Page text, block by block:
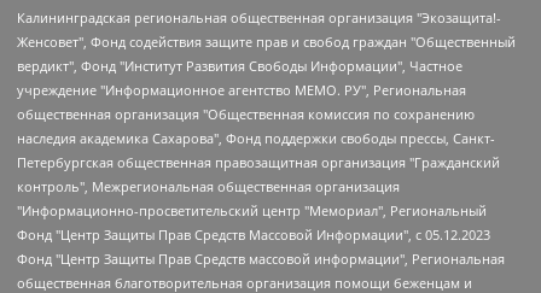
Калининградская региональная общественная организация "Экозащита!-Женсовет", Фонд содействия защите прав и свобод граждан "Общественный вердикт", Фонд "Институт Развития Свободы Информации", Частное учреждение "Информационное агентство МЕМО. РУ", Региональная общественная организация "Общественная комиссия по сохранению наследия академика Сахарова", Фонд поддержки свободы прессы, Санкт-Петербургская общественная правозащитная организация "Гражданский контроль", Межрегиональная общественная организация "Информационно-просветительский центр "Мемориал", Региональный Фонд "Центр Защиты Прав Средств Массовой Информации", с 05.12.2023 Фонд "Центр Защиты Прав Средств массовой информации", Региональная общественная благотворительная организация помощи беженцам и мигрантам "Гражданское содействие", Негосударственное образовательное учреждение дополнительного профессионального образования (повышение квалификации) специалистов "АКАДЕМИЯ ПО ПРАВАМ ЧЕЛОВЕКА", Свердловская региональная общественная организация "Сутяжник", Автономная некоммерческая организация "Центр независимых социологических исследований", Союз общественных объединений "Российский исследовательский центр по правам человека", Региональное общественное учреждение научно-информационный центр "МЕМОРИАЛ", Некоммерческая организация "Фонд защиты гласности", Автономная некоммерческая организация "Институт прав человека", Городская общественная организация "Екатеринбургское общество "МЕМОРИАЛ", Городская общественная организация "Рязанское историко-просветительское и правозащитное общество "Мемориал" (Рязанский Мемориал), Челябинский региональный орган общественной самодеятельности – женское общественное объединение "Женщины Евразии", Челябинский региональный орган общественной самодеятельности "Уральская правозащитная группа", Фонд содействия защите здоровья и социальной справедливости имени Андрея Рылькова, Автономная Некоммерческая Организация "Аналитический Центр Юрия Левады", Автономная некоммерческая организация социальной поддержки населения "Проект Апрель", Региональная общественная организация помощи женщинам и детям, находящимся в кризисной ситуации "Информационно-методический центр "Анна", Фонд содействия развитию массовых коммуникаций и правовому просвещению "Так-так-Так", Фонд содействия устойчивому развитию "Серебряная тайга", Свердловский региональный общественный фонд социальных проектов "Новое время", "Idel.Реалии", Кавказ.Реалии, Крым.Реалии, Телеканал Настоящее Время, Татаро-башкирская служба Радио Свобода (Azatliq Radiosi), Радио Свободная Европа/Радио Свобода (PCE/PC), "Сибирь.Реалии", "Фактограф", Благотворительный фонд помощи осужденным и их семьям, Автономная некоммерческая организация "Институт глобализации и социальных движений", Фонд "В защиту прав заключенных", Частное учреждение "Центр поддержки и содействия развитию средств массовой информации", Пензенский региональный общественный благотворительный фонд "Гражданский союз", "Север.Реалии", Некоммерческая организация Фонд "Правовая инициатива", Общество с ограниченной ответственностью "Радио Свободная Европа/Радио Свобода", Чешское информационное агентство "MEDIUM-ORIENT", Красноярская региональная общественная организация "Мы против СПИДа", Камалягин Денис Николаевич, Маркелов Сергей Евгеньевич, Пономарев Лев Александрович, Савицкая Людмила Алексеевна, Автономная некоммерческая организация "Центр по работе с проблемой насилия "НАСИЛИЮ.НЕТ", Межрегиональный профессиональный союз работников здравоохранения "Альянс врачей", Юридическое лицо, зарегистрированное в Латвийской Республике, SIA "Medusa Project" (регистрационный номер 40103797863, дата регистрации 10.06.2014), Некоммерческая организация "Фонд по борьбе с коррупцией", Автономная некоммерческая организация "Институт права и публичной политики", Баданин Роман Сергеевич, Гликин Максим Александрович, Железнова Мария Михайловна, Лукьянова Юлия Сергеевна, Маетная Елизавета Витальевна, Маняхин Петр Борисович, Чуракова Ольга Владимировна, Ярош Юлия Петровна, Юридическое лицо "The Insider SIA", зарегистрированное в Риге, Латвийская Республика (дата регистрации 26.06.2015), являющееся администратором доменного имени интернет-издания "The Insider SIA", https://theins.ru, Постернак Алексей Евгеньевич, Рубин Михаил Аркадьевич, Анин Роман Александрович, Юридическое лицо Istories fonds, зарегистрированное в Латвийской Республике (регистрационный номер 50008295751, дата регистрации 24.02.2020), Великовский Дмитрий Александрович, Долинина Ирина Николаевна, Мароховская Алеся Алексеевна, Шлейнов Роман Юрьевич, Шмагун Олеся Валентиновна, Общество с ограниченной ответственностью "Альтаир 2021", Общество с ограниченной ответственностью "Вега 2021", Общество с ограниченной ответственностью "Главный редактор 2021", Общество с ограниченной ответственностью "Ромашки монолит", Важенков Артем Валерьевич, Ивановская областная общественная организация "Центр гендерных исследований", Гурман Юрий Альбертович, Медиапроект "ОВД-Инфо", Егоров Владимир Владимирович, Жилинский Владимир Александрович, Общество с ограниченной ответственностью "ЗП", Иванова София Юрьевна, Карезина Инна Павловна, Кильтау Екатерина Викторовна, Петров Алексей Викторович, Пискунов Сергей Евгеньевич, Смирнов Сергей Сергеевич, Тихонов Михаил Сергеевич, Общество с ограниченной ответственностью "ЖУРНАЛИСТ-ИНОСТРАННЫЙ АГЕНТ", Арапова Галина Юрьевна, Вольтская Татьяна Анатольевна, Американская компания "Mason G.E.S. Anonymous Foundation" (США), являющаяся владельцем интернет-издания https://mnews.world/, Компания "Stichting Bellingcat", зарегистрированная в Нидерландах (дата регистрации 11.07.2018), Захаров Андрей Вячеславович, Клепиковская Екатерина Дмитриевна, Общество с ограниченной ответственностью "МЕМО", Перл Роман Александрович, Симонов Евгений Алексеевич, Соловьева Елена Анатольевна, Сотников Даниил Владимирович, Сурначева Елизавета Дмитриевна, Автономная некоммерческая организация по защите прав человека и информированию населения "Якутия – Наше Мнение", Общество с ограниченной ответственностью "Москоу диджитал медиа", с 26.01.2023 Общество с ограниченной ответственностью "Чайка Белые сады", Ветошкина Валерия Валерьевна, Заговора Максим Александрович, Межрегиональное общественное движение "Российская ЛГБТ - сеть", Оленичев Максим Владимирович, Павлов Иван Юрьевич, Скворцова Елена Сергеевна, Общество с ограниченной ответственностью "Как бы инагент", Кочетков Игорь Викторович, Общество с ограниченной ответственностью "Честные выборы", Еланчик Олег Александрович, Общество с ограниченной ответственностью "Нобелевский призыв", Гималова Регина Эмилевна, Григорьев Андрей Валерьевич, Григорьева Алина Александровна, Ассоциация по содействию защите прав призывников, альтернативнослужащих и военнослужащих "Правозащитная группа "Гражданин.Армия.Право", Хисамова Регина Фаритовна, Автономная некоммерческая организация по реализации социально-правовых программ "Лилит", Дальневосточное общественное движение "Маяк", Санкт-Петербургская ЛГБТ-инициативная группа "Выход", Инициативная группа ЛГБТ+ "Реверс", Алексеев Андрей Викторович, Бекбулатова Таисия Львовна, Беляев Иван Михайлович, Владыкина Елена Сергеевна, Гельман Марат Александрович, Никульшина Вероника Юрьевна, Толоконникова Надежда Андреевна, Шендерович Виктор Анатольевич, Общество с ограниченной ответственностью "Данное сообщение", Общество с ограниченной ответственностью Издательский дом "Новая глава", Айнбиндер Александра Александровна, Московский комьюнити-центр для ЛГБТ+инициатив, Благотворительный фонд развития филантропии, Deutsche Welle (Германия, Kurt-Schumacher-Strasse 3, 53113 Bonn), Борзунова Мария Михайловна, Воробьев Виктор Викторович, Голубева Анна Львовна, Константинова Алла Михайловна, Малкова Ирина Владимировна, Мурадов Мурад Абдулгалимович, Осетинская Елизавета Николаевна, Понасенков Евгений Николаевич, Ганапольский Матвей Юрьевич, Киселев Евгений Алексеевич, Борухович Ирина Григорьевна, Дремин Иван Тимофеевич, Дубровский Дмитрий Викторович, Красноярская региональная общественная организация поддержки и развития альтернативных образовательных технологий и межкультурных коммуникаций "ИНТЕРРА", Маяковская Екатерина Алексеевна, Фейгин Марк Захарович, Филимонов Андрей Викторович, Дзугкоева Регина Николаевна, Доброхотов Роман Александрович, Дудь Юрий Александрович, Елкин Сергей Владимирович, Кругликов Кирилл Игоревич, Сабунаева Мария Леонидовна, Семенов Алексей Владимирович, Шаинян Карен Багратович, Шульман Екатерина Михайловна, Асафьев Артур Валерьевич, Вахштайн Виктор Семенович, Венедиктов Алексей Алексеевич, Лушникова Екатерина Евгеньевна, Волков Леонид Михайлович, Невзоров Александр Глебович, Пархоменко Сергей Борисович, Сироткин Ярослав Николаевич, Кара-Мурза Владимир Владимирович, Баранова Наталья Владимировна, Гозман Леонид Яковлевич, Кагарлицкий Борис Юльевич, Климарев Михаил Валерьевич, Милов Владимир Станиславович, Автономная некоммерческая организация Краснодарский центр современного искусства "Типография", Моргенштерн Алишер Тагирович, Соболь Любовь Эдуардовна, Общество с ограниченной ответственностью "ЛИЗА НОРМ", Каспаров Гарри Кимович, Ходорковский Михаил Борисович, Общество с ограниченной ответственностью "Апрельские тезисы", Данилович Ирина Брониславовна, Кашин Олег Владимирович, Петров Николай Владимирович, Пивоваров Алексей Владимирович, Соколов Михаил Владимирович, Цветкова Юлия Владимировна, Чичваркин Евгений Александрович, Комитет против пыток/Команда против пыток, Общество с ограниченной ответственностью "Первый научный", Общество с ограниченной ответственностью "Вертолет и ко", Белоцерковская Вероника Борисовна, Кац Максим Евгеньевич, Лазарева Татьяна Юрьевна, Шаведдинов Руслан Табризович, Яшин Илья Валерьевич, Общество с ограниченной ответственностью "Иноагент ААВ", Алешковский Дмитрий Петрович, Альбац Евгения Марковна, Быков Дмитрий Львович, Галямина Юлия Евгеньевна, Лойко Сергей Леонидович, Мартынов Кирилл Константинович, Медведев Сергей Александрович, Крашенинников Федор Геннадиевич, Гордеева Катерина Вл